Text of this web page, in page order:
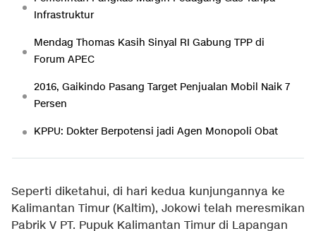
Infrastruktur
Mendag Thomas Kasih Sinyal RI Gabung TPP di
Forum APEC
2016, Gaikindo Pasang Target Penjualan Mobil Naik 7
Persen
KPPU: Dokter Berpotensi jadi Agen Monopoli Obat
Seperti diketahui, di hari kedua kunjungannya ke
Kalimantan Timur (Kaltim), Jokowi telah meresmikan
Pabrik V PT. Pupuk Kalimantan Timur di Lapangan